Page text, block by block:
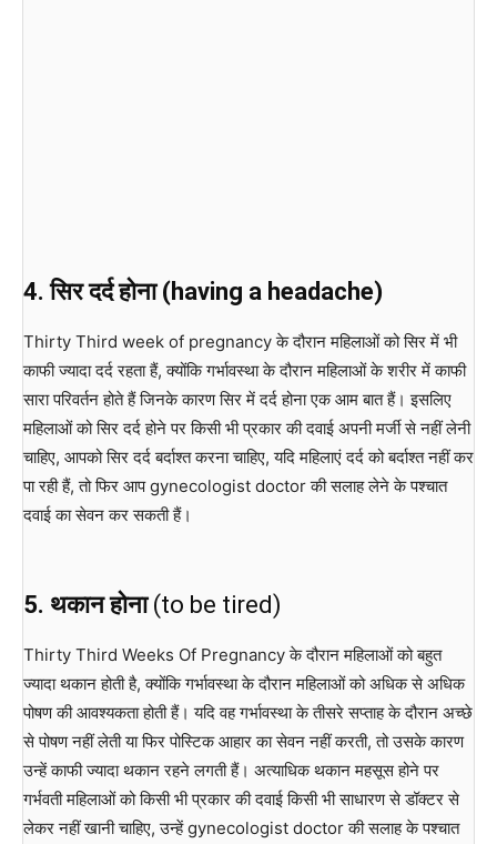
4. सिर दर्द होना (having a headache)
Thirty Third week of pregnancy के दौरान महिलाओं को सिर में भी
काफी ज्यादा दर्द रहता हैं, क्योंकि गर्भावस्था के दौरान महिलाओं के शरीर में काफी
सारा परिवर्तन होते हैं जिनके कारण सिर में दर्द होना एक आम बात हैं। इसलिए
महिलाओं को सिर दर्द होने पर किसी भी प्रकार की दवाई अपनी मर्जी से नहीं लेनी
चाहिए, आपको सिर दर्द बर्दाश्त करना चाहिए, यदि महिलाएं दर्द को बर्दाश्त नहीं कर
पा रही हैं, तो फिर आप gynecologist doctor की सलाह लेने के पश्चात
दवाई का सेवन कर सकती हैं।
5. थकान होना(to be tired)
Thirty Third Weeks Of Pregnancy के दौरान महिलाओं को बहुत
ज्यादा थकान होती है, क्योंकि गर्भावस्था के दौरान महिलाओं को अधिक से अधिक
पोषण की आवश्यकता होती हैं। यदि वह गर्भावस्था के तीसरे सप्ताह के दौरान अच्छे
से पोषण नहीं लेती या फिर पोस्टिक आहार का सेवन नहीं करती, तो उसके कारण
उन्हें काफी ज्यादा थकान रहने लगती हैं। अत्याधिक थकान महसूस होने पर
गर्भवती महिलाओं को किसी भी प्रकार की दवाई किसी भी साधारण से डॉक्टर से
लेकर नहीं खानी चाहिए, उन्हें gynecologist doctor की सलाह के पश्चात